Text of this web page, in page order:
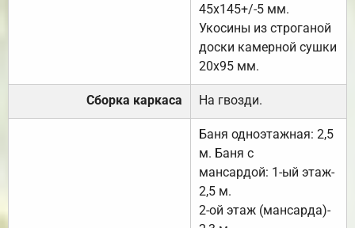
45х145+/-5 мм.
Укосины из строганой
доски камерной сушки
20х95 мм.
Сборка каркаса На гвозди.
Баня одноэтажная: 2,5
м. Баня с
мансардой: 1-ый этаж-
2,5 м.
2-ой этаж (мансарда)-